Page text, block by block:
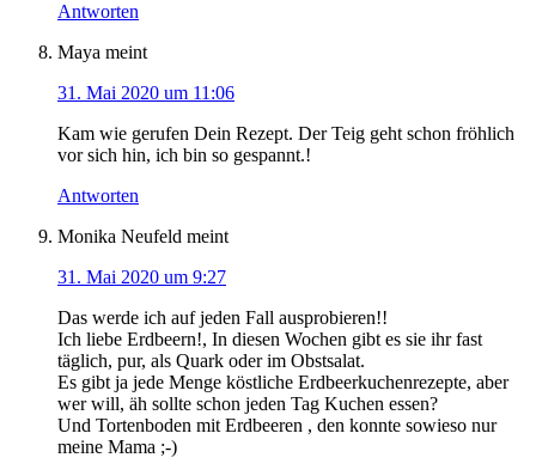
Antworten
Maya meint
31. Mai 2020 um 11:06
Kam wie gerufen Dein Rezept. Der Teig geht schon fröhlich
vor sich hin, ich bin so gespannt.!
Antworten
Monika Neufeld meint
31. Mai 2020 um 9:27
Das werde ich auf jeden Fall ausprobieren!!
Ich liebe Erdbeern!, In diesen Wochen gibt es sie ihr fast
täglich, pur, als Quark oder im Obstsalat.
Es gibt ja jede Menge köstliche Erdbeerkuchenrezepte, aber
wer will, äh sollte schon jeden Tag Kuchen essen?
Und Tortenboden mit Erdbeeren , den konnte sowieso nur
meine Mama ;-)